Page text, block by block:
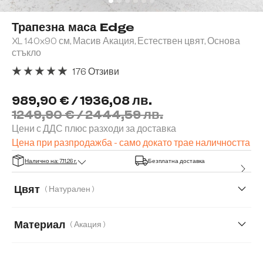
Трапезна маса Edge
XL 140x90 см, Масив Акация, Естествен цвят, Основа
стъкло
989,90 € / 1936,08 лв.
1249,90 € / 2444,59 лв.
Цени с ДДС плюс разходи за доставка
Цена при разпродажба - само докато трае наличността
176 Отзиви
Налично на: 7.11.26 г. Безплатна доставка
Цвят ( Натурален )
Материал ( Акация )